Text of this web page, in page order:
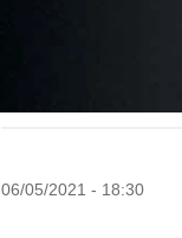
06/05/2021 - 18:30